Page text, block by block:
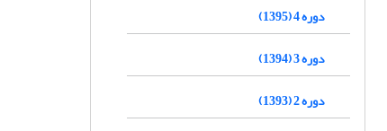
دوره 4 (1395)
دوره 3 (1394)
دوره 2 (1393)